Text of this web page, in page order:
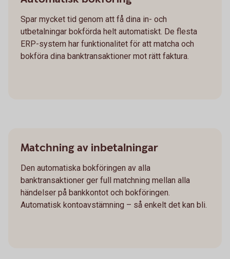
Spar mycket tid genom att få dina in- och
utbetalningar bokförda helt automatiskt. De flesta
ERP-system har funktionalitet för att matcha och
bokföra dina banktransaktioner mot rätt faktura.
Matchning av inbetalningar
Den automatiska bokföringen av alla
banktransaktioner ger full matchning mellan alla
händelser på bankkontot och bokföringen.
Automatisk kontoavstämning – så enkelt det kan bli.